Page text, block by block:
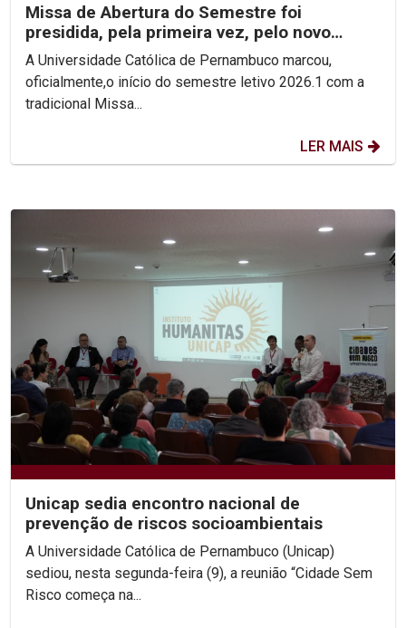
Missa de Abertura do Semestre foi
presidida, pela primeira vez, pelo novo
Reitor, Pe. Carlos Fritzen
A Universidade Católica de Pernambuco marcou,
oficialmente,o início do semestre letivo 2026.1 com a
tradicional Missa...
LER MAIS
Unicap sedia encontro nacional de
prevenção de riscos socioambientais
A Universidade Católica de Pernambuco (Unicap)
sediou, nesta segunda-feira (9), a reunião “Cidade Sem
Risco começa na...